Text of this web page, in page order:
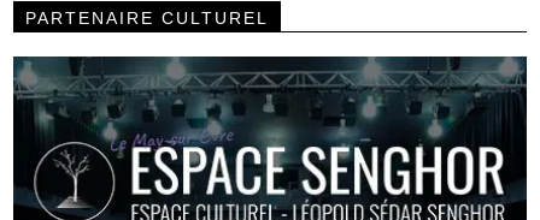
PARTENAIRE CULTUREL